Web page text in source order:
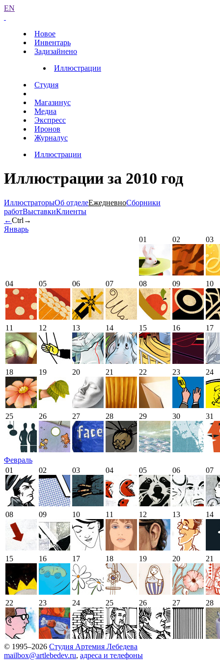
EN
Новое
Инвентарь
Задизайнено
Иллюстрации
Студия
Магазинус
Медиа
Экспресс
Иронов
Журналус
Иллюстрации
Иллюстрации за 2010 год
ИллюстраторыОб отделеЕжедневноСборники
работВыставкиКлиенты
←Ctrl →
Январь
01
02 03
04 05 06 07 08 09 10
11 12 13 14 15 16 17
18 19 20 21 22 23 24
25 26 27 28 29 30 31
Февраль
01
02 03 04 05 06 07
08 09 10 11 12 13 14
15 16 17 18 19 20 21
22 23 24 25 26 27 28
© 1995–2026 Студия Артемия Лебедева
mailbox@artlebedev.ru, адреса и телефоны